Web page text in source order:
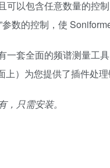
以包含任意数量的控
数的控制，使
套全面的频谱测量工
）为您提供了插件处理
只需安装。